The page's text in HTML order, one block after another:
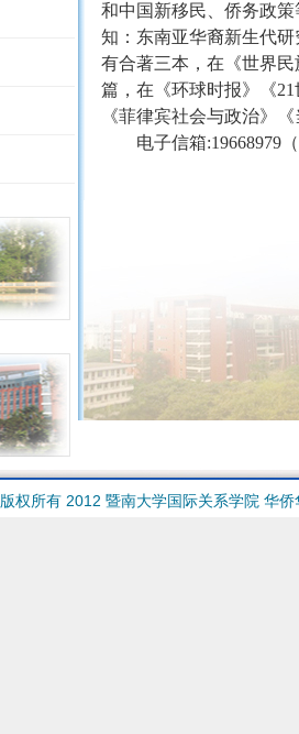
和中国新移民、侨务政
知：东南亚华裔新生代
有合著三本，在《世界
篇，在《环球时报》《
《菲律宾社会与政治》
电子信箱:19668979
版权所有 2012 暨南大学国际关系学院 华